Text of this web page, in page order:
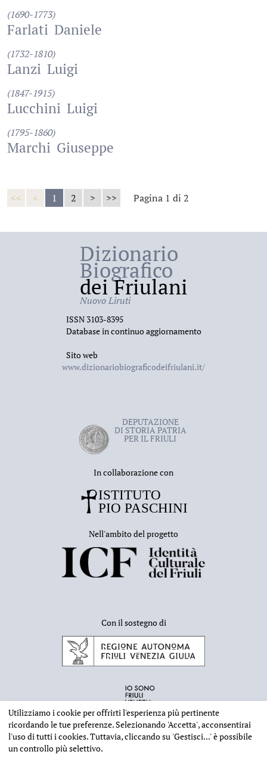
(1690-1773)
Farlati Daniele
(1732-1810)
Lanzi Luigi
(1847-1915)
Lucchini Luigi
(1795-1860)
Marchi Giuseppe
<< < 1 2 > >> Pagina 1 di 2
Dizionario
Biografico
dei Friulani
Nuovo Liruti
ISSN 3103-8395
Database in continuo aggiornamento
Sito web
www.dizionariobiograficodeifriulani.it/
DEPUTAZIONE
DI STORIA PATRIA
PER IL FRIULI
In collaborazione con
Nell'ambito del progetto
Con il sostegno di
Utilizziamo i cookie per offrirti l'esperienza più pertinente
ricordando le tue preferenze. Selezionando 'Accetta', acconsentirai
l'uso di tutti i cookies. Tuttavia, cliccando su 'Gestisci...'è possibile
un controllo più selettivo.